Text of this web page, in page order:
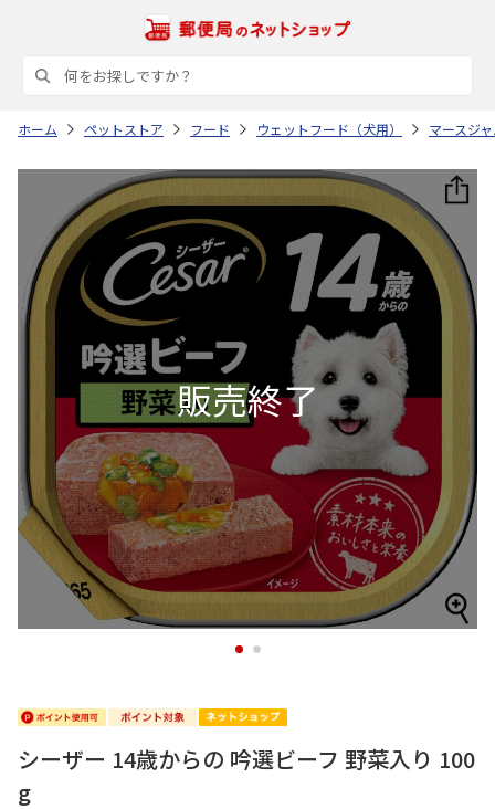
ホーム ペットストア フード ウェットフード（犬用） マースジ
1 2
シーザー 14歳からの 吟選ビーフ 野菜入り 100
g